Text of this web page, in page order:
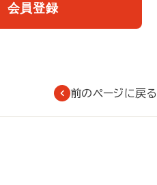
会員登録
前のページに戻る